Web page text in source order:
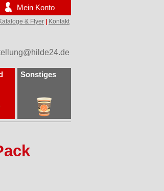
& Flyer Kontakt
Mein Konto
Sonstiges